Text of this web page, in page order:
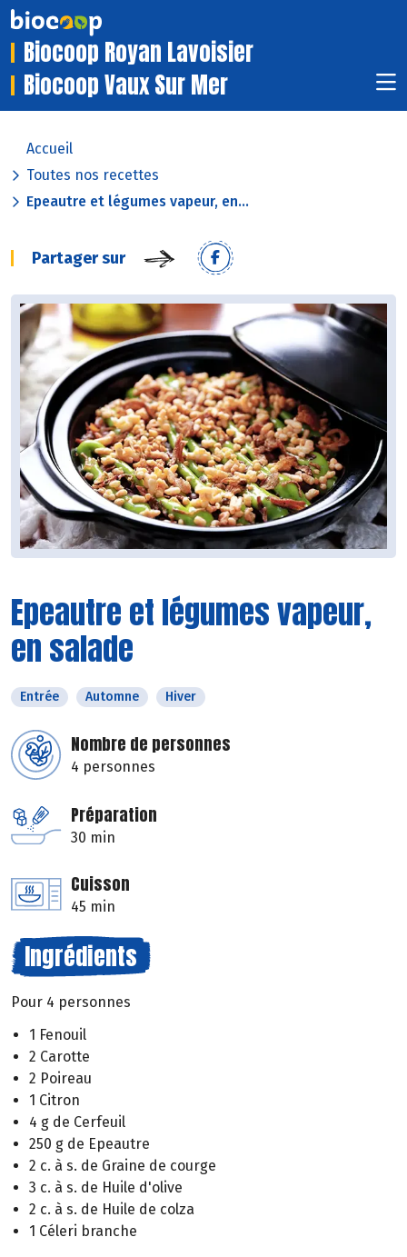
Biocoop Royan Lavoisier
Biocoop Vaux Sur Mer
Accueil
Toutes nos recettes
Epeautre et légumes vapeur, en...
Partager sur
Epeautre et légumes vapeur,
en salade
Entrée Automne Hiver
Nombre de personnes
4 personnes
Préparation
30 min
Cuisson
45 min
Ingrédients
Pour 4 personnes
1 Fenouil
2 Carotte
2 Poireau
1 Citron
4 g de Cerfeuil
250 g de Epeautre
2 c. à s. de Graine de courge
3 c. à s. de Huile d'olive
2 c. à s. de Huile de colza
1 Céleri branche